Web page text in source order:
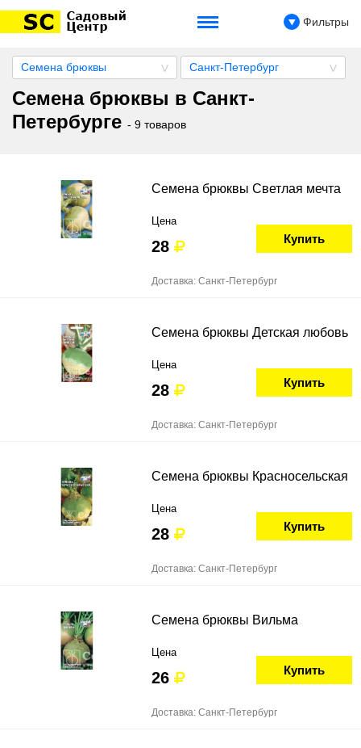
Фильтры
Семена брюквы Санкт-Петербург
Семена брюквы в Санкт-
Петербурге - 9 товаров
Семена брюквы Светлая мечта
Цена
28 Купить
Доставка: Санкт-Петербург
Семена брюквы Детская любовь
Цена
28 Купить
Доставка: Санкт-Петербург
Семена брюквы Красносельская
Цена
28 Купить
Доставка: Санкт-Петербург
Семена брюквы Вильма
Цена
26 Купить
Доставка: Санкт-Петербург